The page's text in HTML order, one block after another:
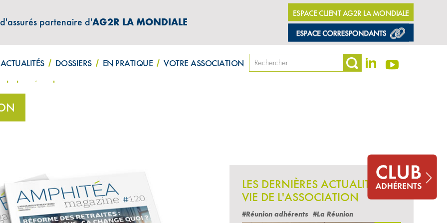
partenaire d'AG2R LA MONDIALE
ESPACE CLIENT AG2R LA MONDIALE
ACTUALITÉS DOSSIERS EN PRATIQUE VOTRE ASSOCIATION
LES DERNIÈRES ACTUALITÉS
VIE DE L'ASSOCIATION
#Réunion adhérents #La Réunion